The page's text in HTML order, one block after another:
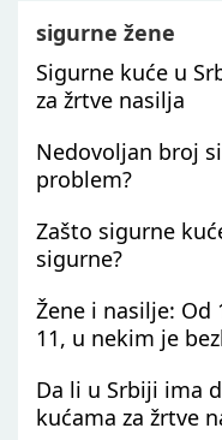
sigurne žene
Sigurne kuće u
za žrtve nasilja
Nedovoljan broj
problem?
Zašto sigurne
sigurne?
Žene i nasilje:
11, u nekim je
Da li u Srbiji ima
kućama za žrtve